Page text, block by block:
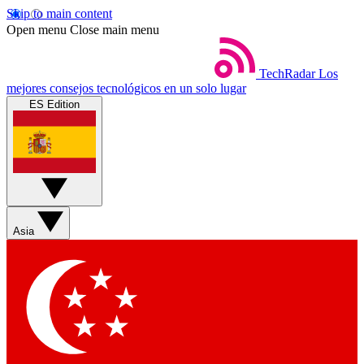
Skip to main content
Open menu Close main menu
TechRadar Los
mejores consejos tecnológicos en un solo lugar
ES Edition
Asia